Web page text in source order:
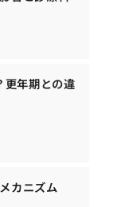
更年期との違
カニズム